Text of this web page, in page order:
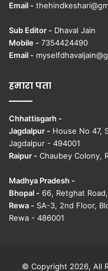
Email -
Sub Editor - Dhaval Jain
Mobile - 7354424490
Email -
हमारा पता
Chhattisgarh -
Jagdalpur - House No 47,
Jagdalpur - 494001
Raipur - Chaubey Colony,
Madhya Pradesh -
Bhopal - 66, Retghat
Rewa - SA-3, 2nd Floor,
Rewa - 486001
© Copyright 2026, All